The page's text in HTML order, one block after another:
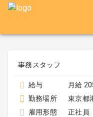
事務スタッフ
給与
月給
勤務場所
東京都
雇用形態
正社員